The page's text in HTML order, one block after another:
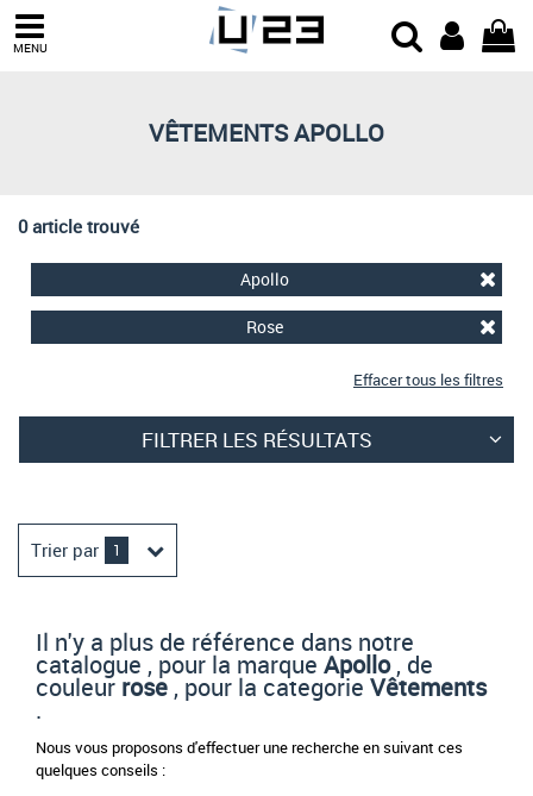
MENU
VÊTEMENTS APOLLO
0 article trouvé
Apollo
Rose
Effacer tous les filtres
FILTRER LES RÉSULTATS
Trier par 1
Trier par
Meilleures remises
Il n'y a plus de référence dans notre
catalogue , pour la marque Apollo, de
couleur rose , pour la categorie Vêtements
.
Nous vous proposons d'effectuer une recherche en suivant ces
quelques conseils :